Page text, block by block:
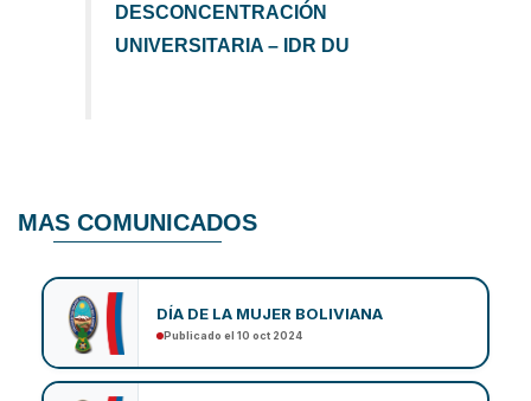
DESCONCENTRACIÓN
UNIVERSITARIA – IDR DU
MAS COMUNICADOS
DÍA DE LA MUJER BOLIVIANA
Publicado el 10 oct 2024